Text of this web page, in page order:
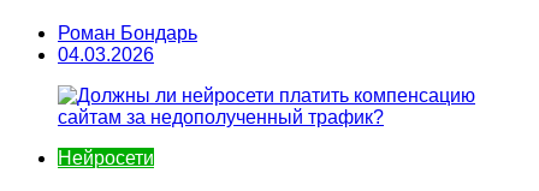
Роман Бондарь
04.03.2026
Нейросети